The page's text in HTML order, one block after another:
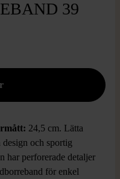
39
24,5 cm. Lätta
och sportig
har perforerade detaljer
för enkel